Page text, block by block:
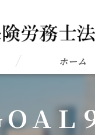
ホーム
ＡＬ